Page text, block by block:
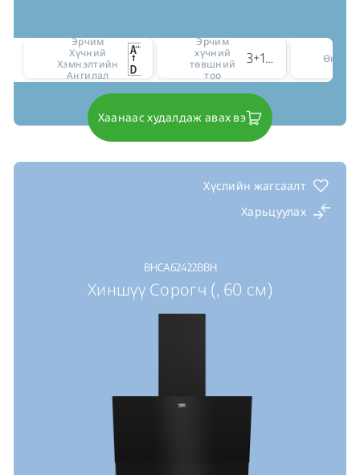
Эрчим
Хүчний
Хэмнэлтийн
Ангилал
Эрчим
хүчний
төвшний
тоо
3+1 intensive level Өнгө
Хаанаас худалдаж авах вэ
Хүслийн жагсаалт
Харьцуулах
BHCA62422BBH
Хиншүү Сорогч (, 60 см)